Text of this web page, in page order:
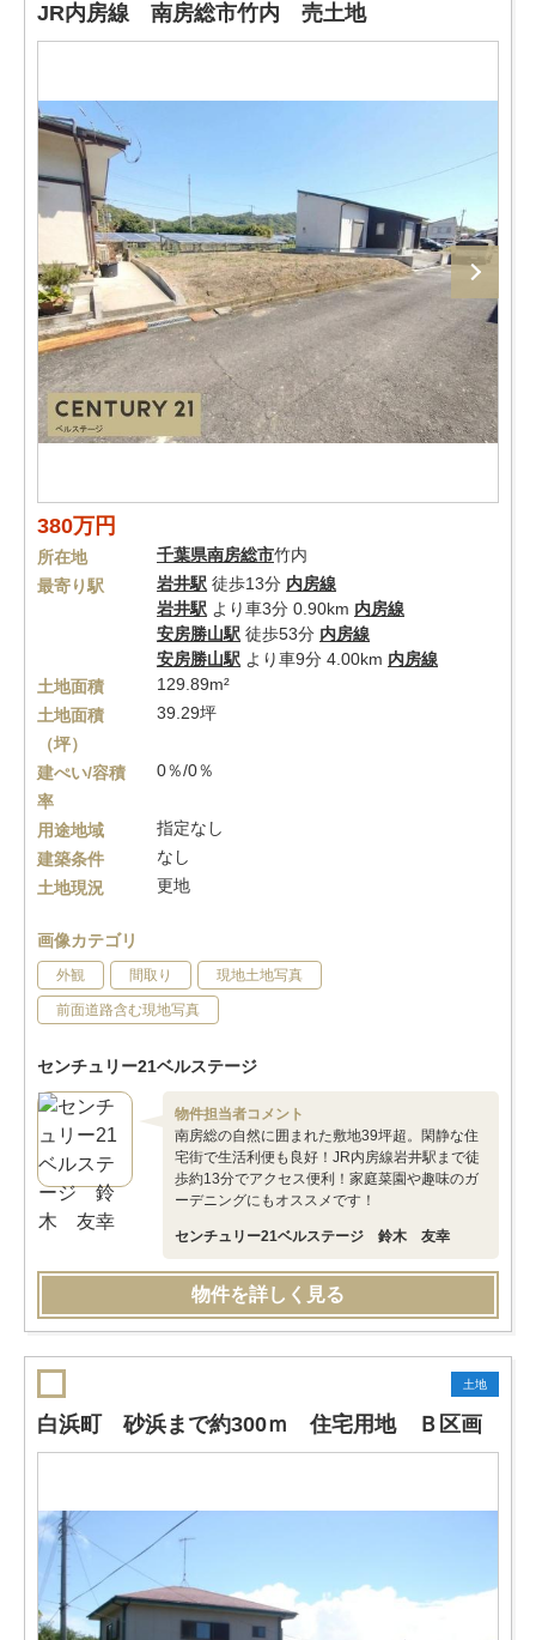
JR内房線 南房総市竹内 売土地
380万円
所在地 千葉県南房総市竹内
最寄り駅
岩井駅 徒歩13分 内房線
岩井駅 より車3分 0.90km 内房線
安房勝山駅 徒歩53分 内房線
安房勝山駅 より車9分 4.00km 内房線
土地面積
129.89m²
土地面積
（坪）
39.29坪
建ぺい/容積
率
0％/0％
用途地域
指定なし
建築条件
なし
土地現況
更地
画像カテゴリ
外観 間取り 現地土地写真
前面道路含む現地写真
センチュリー21ベルステージ
物件担当者コメント
南房総の自然に囲まれた敷地39坪超。閑静な住
宅街で生活利便も良好！JR内房線岩井駅まで徒
歩約13分でアクセス便利！家庭菜園や趣味のガ
ーデニングにもオススメです！
センチュリー21ベルステージ 鈴木 友幸
物件を詳しく見る
土地
白浜町 砂浜まで約300ｍ 住宅用地 Ｂ区画